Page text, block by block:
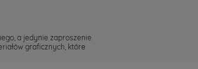
a jedynie zaproszenie
graficznych, które